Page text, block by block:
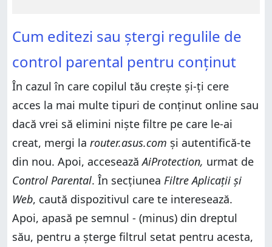
Cum editezi sau ștergi regulile de
control parental pentru conținut
În cazul în care copilul tău crește și-ți cere
acces la mai multe tipuri de conținut online sau
dacă vrei să elimini niște filtre pe care le-ai
creat, mergi la router.asus.com și autentifică-te
din nou. Apoi, acceseazăAiProtection, urmat de
Control Parental. În secțiunea Filtre Aplicații și
Web, caută dispozitivul care te interesează.
Apoi, apasă pe semnul - (minus) din dreptul
său, pentru a șterge filtrul setat pentru acesta,